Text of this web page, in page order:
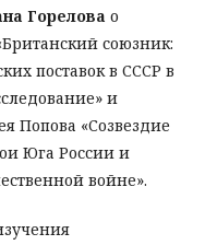
Горелова о
союзник:
поставок в СССР в
и
Попова «Созвездие
Юга России и
войне».